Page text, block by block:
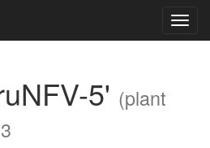
5' (plant